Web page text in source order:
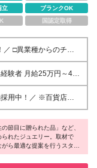
立
ブランクOK
国認定取得
／ □異業種からのチャ
～50代のスタッフが中
び、接客のプロフェ
客さまから直接いた
界に一つだけの商品づ
験者 月給25万円～40
は、別途、店長手当及
カ月間の試用期間あ
用となります。その他
用中！／ ※百貨店内で
ません
屋店】 大阪府大阪市中
通河原町西入真町52
屋店】 愛知県名古屋
節目に贈られた品」など、
れたジュエリー。取材で
ら最適な提案を行うスタッ
の知識、提案力も自然と身
願いしたい」という言葉を